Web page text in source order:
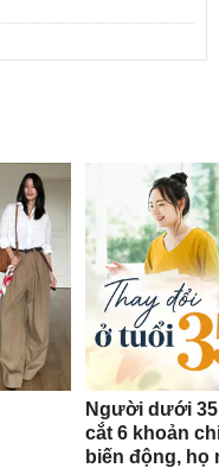
Người dưới
cắt 6 khoản
biến động, họ